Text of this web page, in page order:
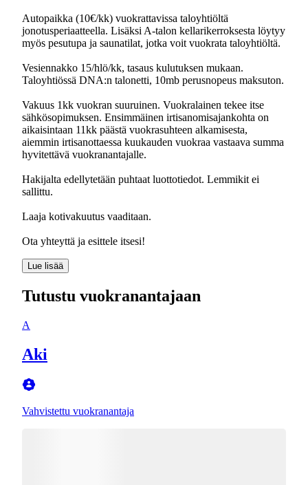
Autopaikka (10€/kk) vuokrattavissa taloyhtiöltä
jonotusperiaatteella. Lisäksi A-talon kellarikerroksesta löytyy
myös pesutupa ja saunatilat, jotka voit vuokrata taloyhtiöltä.
Vesiennakko 15/hlö/kk, tasaus kulutuksen mukaan.
Taloyhtiössä DNA:n talonetti, 10mb perusnopeus maksuton.
Vakuus 1kk vuokran suuruinen. Vuokralainen tekee itse
sähkösopimuksen. Ensimmäinen irtisanomisajankohta on
aikaisintaan 11kk päästä vuokrasuhteen alkamisesta,
aiemmin irtisanottaessa kuukauden vuokraa vastaava summa
hyvitettävä vuokranantajalle.
Hakijalta edellytetään puhtaat luottotiedot. Lemmikit ei
sallittu.
Laaja kotivakuutus vaaditaan.
Ota yhteyttä ja esittele itsesi!
Lue lisää
Tutustu vuokranantajaan
A
Aki
Vahvistettu vuokranantaja